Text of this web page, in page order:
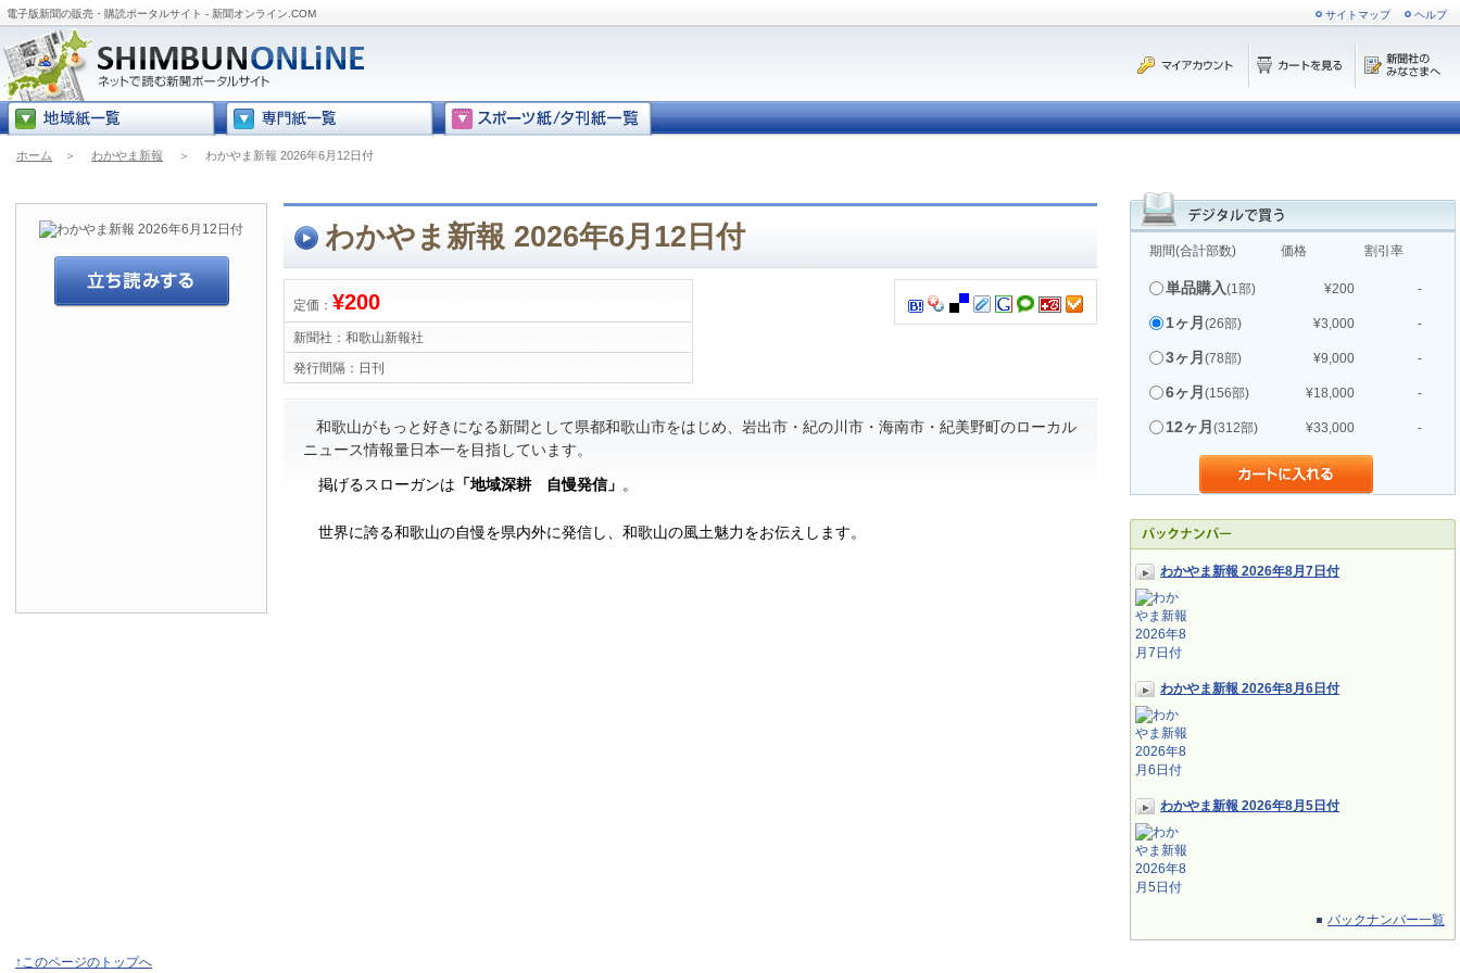
電子版新聞の販売・購読ポータルサイト - 新聞オンライン.COM サイトマップ ヘルプ
ホーム ＞ わかやま新報 ＞ わかやま新報 2026年6月12日付
期間(合計部数) 価格 割引率
単品購入(1部) ¥200 -
1ヶ月 (26部) ¥3,000 -
3ヶ月 (78部) ¥9,000 -
6ヶ月 (156部) ¥18,000 -
12ヶ月 (312部) ¥33,000 -
わかやま新報 2026年8月7日付
わかやま新報 2026年8月6日付
わかやま新報 2026年8月5日付
バックナンバー一覧
わかやま新報 2026年6月12日付
定価： ¥200
新聞社： 和歌山新報社
発行間隔： 日刊
和歌山がもっと好きになる新聞として県都和歌山市をはじめ、岩出市・紀の川市・海南市・紀美野町のローカル
ニュース情報量日本一を目指しています。
掲げるスローガンは 「地域深耕 自慢発信」 。
世界に誇る和歌山の自慢を県内外に発信し、和歌山の風土魅力をお伝えします。
↑このページのトップへ